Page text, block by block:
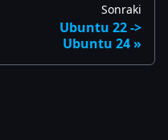
Sonraki
Ubuntu 22 ->
Ubuntu 24